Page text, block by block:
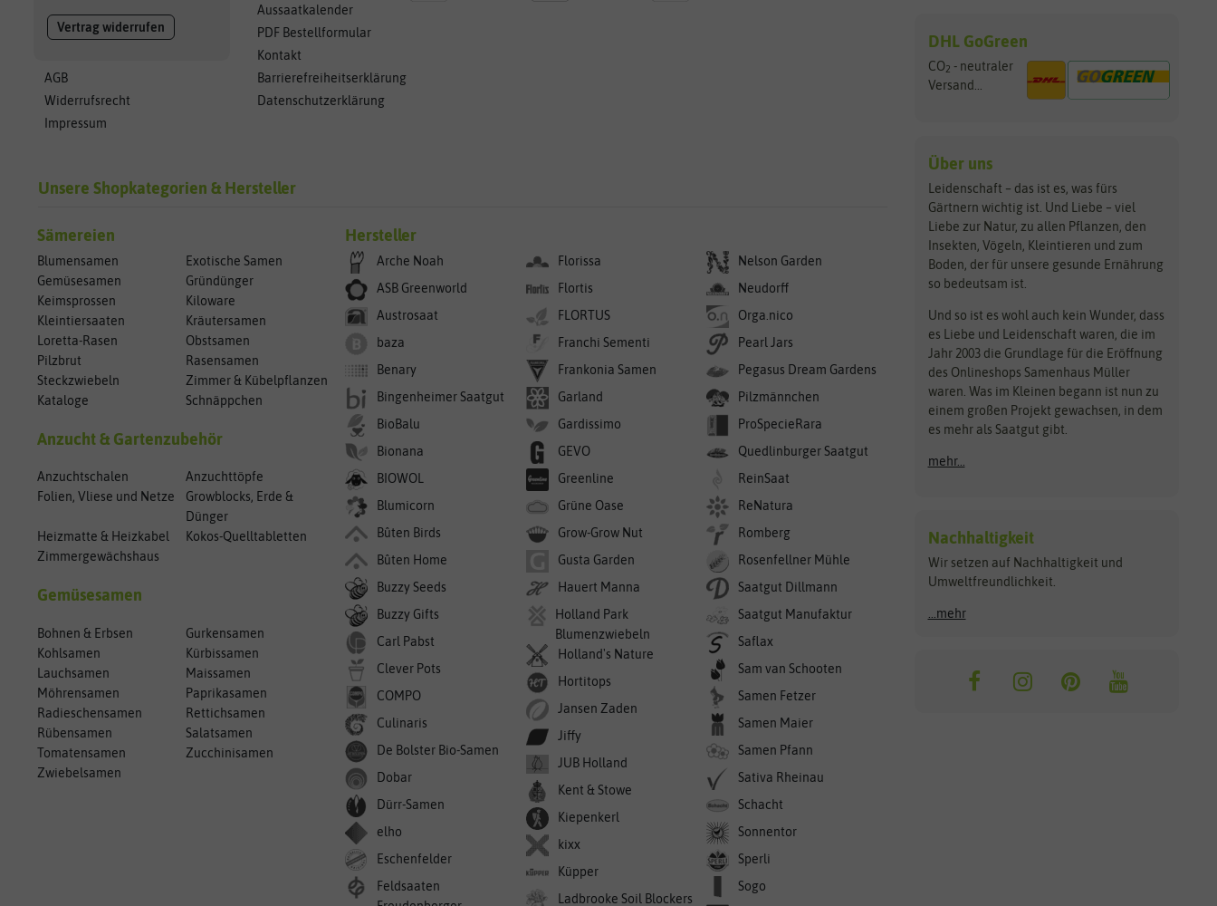
Vertrag widerrufen
AGB
Widerrufsrecht
Impressum
Aussaatkalender
PDF Bestellformular
Kontakt
Barrierefreiheitserklärung
Datenschutzerklärung
Unsere Shopkategorien & Hersteller
Sämereien
Blumensamen
Exotische Samen
Gemüsesamen
Gründünger
Keimsprossen
Kiloware
Kleintiersaaten
Kräutersamen
Loretta-Rasen
Obstsamen
Pilzbrut
Rasensamen
Steckzwiebeln
Zimmer & Kübelpflanzen
Kataloge
Schnäppchen
Anzucht & Gartenzubehör
Anzuchtschalen
Anzuchttöpfe
Folien, Vliese und Netze
Growblocks, Erde &
Dünger
Heizmatte & Heizkabel
Kokos-Quelltabletten
Zimmergewächshaus
Gemüsesamen
Bohnen & Erbsen
Gurkensamen
Kohlsamen
Kürbissamen
Lauchsamen
Maissamen
Möhrensamen
Paprikasamen
Radieschensamen
Rettichsamen
Rübensamen
Salatsamen
Tomatensamen
Zucchinisamen
Zwiebelsamen
Hersteller
Arche Noah
ASB Greenworld
Austrosaat
baza
Benary
Bingenheimer Saatgut
BioBalu
Bionana
BIOWOL
Blumicorn
Bûten Birds
Bûten Home
Buzzy Seeds
Buzzy Gifts
Carl Pabst
Clever Pots
COMPO
Culinaris
De Bolster Bio-Samen
Dobar
Dürr-Samen
elho
Eschenfelder
Feldsaaten
Florissa
Flortis
FLORTUS
Franchi Sementi
Frankonia Samen
Garland
Gardissimo
GEVO
Greenline
Grüne Oase
Grow-Grow Nut
Gusta Garden
Hauert Manna
Holland Park
Blumenzwiebeln
Holland's Nature
Hortitops
Jansen Zaden
Jiffy
JUB Holland
Kent & Stowe
Kiepenkerl
kixx
Küpper
Ladbrooke Soil Blockers
Nelson Garden
Neudorff
Orga.nico
Pearl Jars
Pegasus Dream Gardens
Pilzmännchen
ProSpecieRara
Quedlinburger Saatgut
ReinSaat
ReNatura
Romberg
Rosenfellner Mühle
Saatgut Dillmann
Saatgut Manufaktur
Saflax
Sam van Schooten
Samen Fetzer
Samen Maier
Samen Pfann
Sativa Rheinau
Schacht
Sonnentor
Sperli
Sogo
DHL GoGreen
CO2 - neutraler
Versand...
Über uns
Leidenschaft – das ist es, was fürs
Gärtnern wichtig ist. Und Liebe – viel
Liebe zur Natur, zu allen Pflanzen, den
Insekten, Vögeln, Kleintieren und zum
Boden, der für unsere gesunde Ernährung
so bedeutsam ist.
Und so ist es wohl auch kein Wunder, dass
es Liebe und Leidenschaft waren, die im
Jahr 2003 die Grundlage für die Eröffnung
des Onlineshops Samenhaus Müller
waren. Was im Kleinen begann ist nun zu
einem großen Projekt gewachsen, in dem
es mehr als Saatgut gibt.
mehr...
Nachhaltigkeit
Wir setzen auf Nachhaltigkeit und
Umweltfreundlichkeit.
...mehr